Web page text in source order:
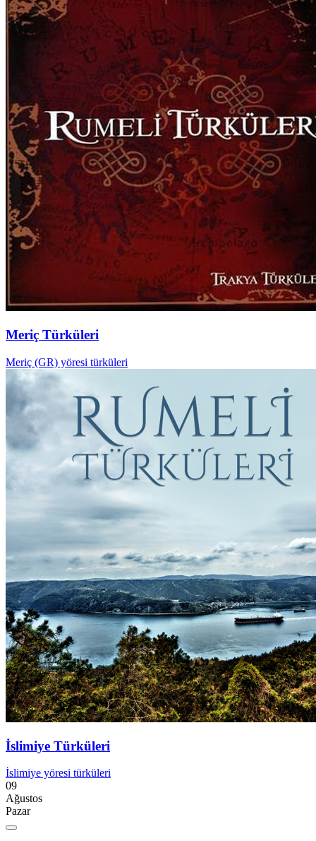
Meriç Türküleri
Meriç (GR) yöresi türküleri
İslimiye Türküleri
İslimiye yöresi türküleri
09
Ağustos
Pazar